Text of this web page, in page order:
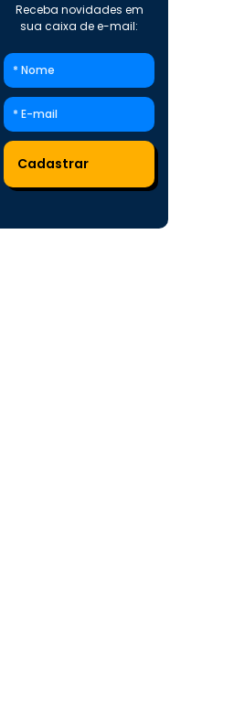
Receba novidades em
sua caixa de e-mail: